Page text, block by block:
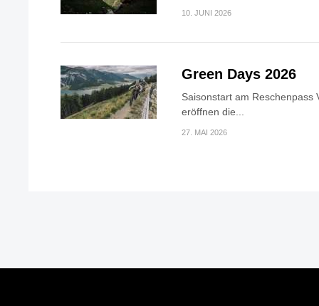
10. JUNI 2026
Green Days 2026
Saisonstart am Reschenpass
eröffnen die...
27. MAI 2026